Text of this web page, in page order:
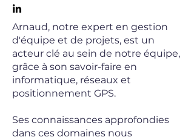
Arnaud, notre expert en gestion
d'équipe et de projets, est un
acteur clé au sein de notre équipe,
grâce à son savoir-faire en
informatique, réseaux et
positionnement GPS.
Ses connaissances approfondies
dans ces domaines nous